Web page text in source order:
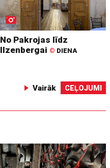
No Pakrojas līdz
Ilzenbergai © DIENA
Vairāk CEĻOJUMI